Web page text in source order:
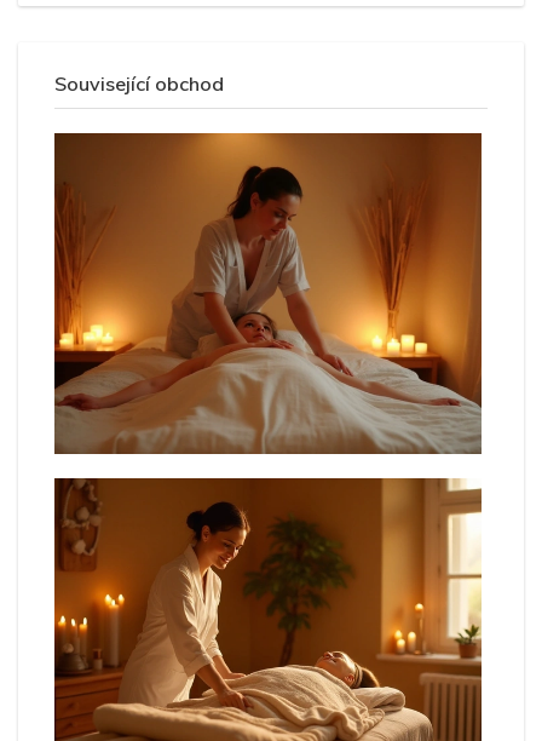
Související obchod